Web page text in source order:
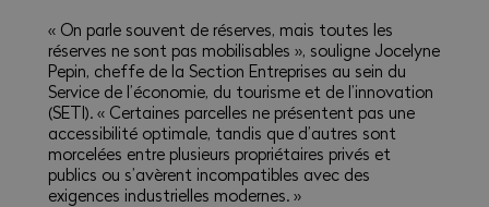
« On parle souvent de réserves, mais toutes les
réserves ne sont pas mobilisables », souligne Jocelyne
Pepin, cheffe de la Section Entreprises au sein du
Service de l’économie, du tourisme et de l’innovation
(SETI). « Certaines parcelles ne présentent pas une
accessibilité optimale, tandis que d’autres sont
morcelées entre plusieurs propriétaires privés et
publics ou s’avèrent incompatibles avec des
exigences industrielles modernes. »